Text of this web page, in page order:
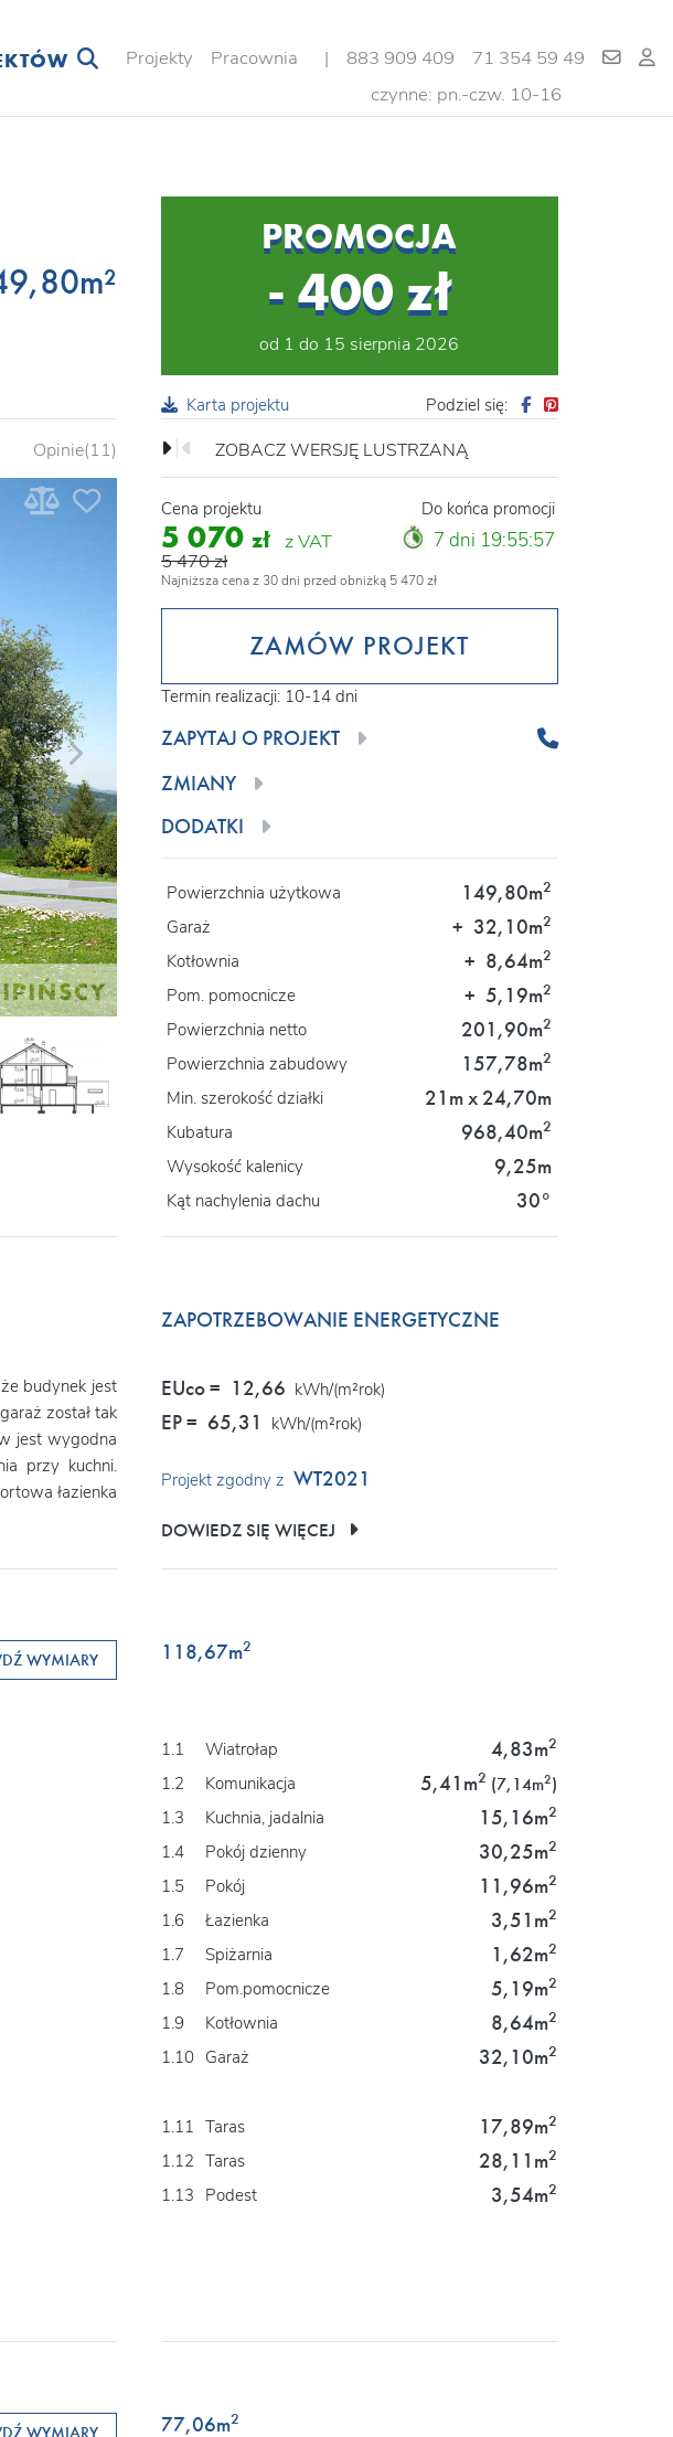
Projekty Pracownia | 883 909 409
71 354 59 49
czynne: pn.-czw. 10-16
PROMOCJA
- 400 zł
od 1 do 15 sierpnia 2026
Karta projektu Podziel się:
Opinie(11) ZOBACZ WERSJĘ LUSTRZANĄ
Cena projektu
5 070 zł z VAT
5 470 zł
Do końca promocji
7 dni 19:55:56
Najniższa cena z 30 dni przed obniżką 5 470 zł
ZAMÓW PROJEKT
Termin realizacji: 10-14 dni
ZAPYTAJ O PROJEKT
ZMIANY
DODATKI
Powierzchnia użytkowa 149,80m2
Garaż + 32,10m2
Kotłownia + 8,64m2
Pom. pomocnicze + 5,19m2
Powierzchnia netto 201,90m2
Powierzchnia zabudowy 157,78m2
Min. szerokość działki 21m x 24,70m
Kubatura 968,40m2
Wysokość kalenicy 9,25m
Kąt nachylenia dachu 30°
budynek jest
został tak
jest wygodna
przy kuchni.
łazienka
ZAPOTRZEBOWANIE ENERGETYCZNE
EUco = 12,66 kWh/(m²rok)
EP = 65,31 kWh/(m²rok)
Projekt zgodny z WT2021
DOWIEDZ SIĘ WIĘCEJ
WYMIARY 118,67m2
1.1 Wiatrołap 4,83m2
1.2 Komunikacja 5,41m2 (7,14m2)
1.3 Kuchnia, jadalnia 15,16m2
1.4 Pokój dzienny 30,25m2
1.5 Pokój 11,96m2
1.6 Łazienka 3,51m2
1.7 Spiżarnia 1,62m2
1.8 Pom.pomocnicze 5,19m2
1.9 Kotłownia 8,64m2
1.10 Garaż 32,10m2
1.11 Taras 17,89m2
1.12 Taras 28,11m2
1.13 Podest 3,54m2
WYMIARY 77,06m2